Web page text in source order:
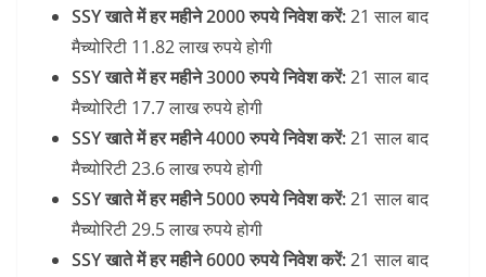
SSY खाते में हर महीने 2000 रुपये निवेश करें:21 साल बाद
मैच्योरिटी 11.82 लाख रुपये होगी
SSY खाते में हर महीने 3000 रुपये निवेश करें:21 साल बाद
मैच्योरिटी 17.7 लाख रुपये होगी
SSY खाते में हर महीने 4000 रुपये निवेश करें:21 साल बाद
मैच्योरिटी 23.6 लाख रुपये होगी
SSY खाते में हर महीने 5000 रुपये निवेश करें:21 साल बाद
मैच्योरिटी 29.5 लाख रुपये होगी
SSY खाते में हर महीने 6000 रुपये निवेश करें:21 साल बाद